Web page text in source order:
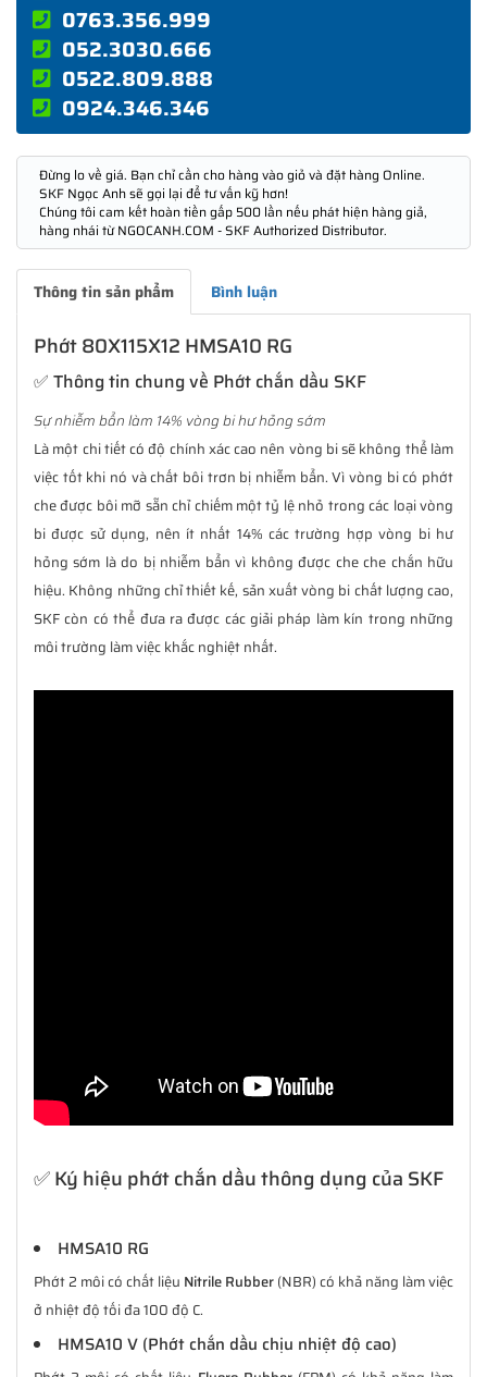
0763.356.999
052.3030.666
0522.809.888
0924.346.346
Đừng lo về giá. Bạn chỉ cần cho hàng vào giỏ và đặt hàng Online.
SKF Ngọc Anh sẽ gọi lại để tư vấn kỹ hơn!
Chúng tôi cam kết hoàn tiền gấp 500 lần nếu phát hiện hàng giả,
hàng nhái từ NGOCANH.COM - SKF Authorized Distributor.
Thông tin sản phẩm Bình luận
Phớt 80X115X12 HMSA10 RG
✅ Thông tin chung về Phớt chắn dầu SKF
Sự nhiễm bẩn làm 14% vòng bi hư hỏng sớm
Là một chi tiết có độ chính xác cao nên vòng bi sẽ không thể làm
việc tốt khi nó và chất bôi trơn bị nhiễm bẩn. Vì vòng bi có phớt
che được bôi mỡ sẵn chỉ chiếm một tỷ lệ nhỏ trong các loại vòng
bi được sử dụng, nên ít nhất 14% các trường hợp vòng bi hư
hỏng sớm là do bị nhiễm bẩn vì không được che che chắn hữu
hiệu. Không những chỉ thiết kế, sản xuất vòng bi chất lượng cao,
SKF còn có thể đưa ra được các giải pháp làm kín trong những
môi trường làm việc khắc nghiệt nhất.
✅ Ký hiệu phớt chắn dầu thông dụng của SKF
HMSA10 RG
Phớt 2 môi có chất liệu Nitrile Rubber(NBR) có khả năng làm việc
ở nhiệt độ tối đa 100 độ C.
HMSA10 V (Phớt chắn dầu chịu nhiệt độ cao)